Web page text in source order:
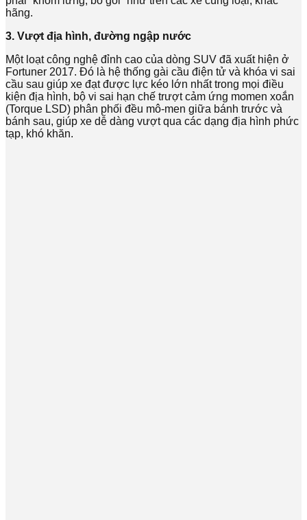
hãng.
3. Vượt địa hình, đường ngập nước
Một loạt công nghệ đỉnh cao của dòng SUV đã xuất hiện ở
Fortuner 2017. Đó là hệ thống gài cầu điện tử và khóa vi sai
cầu sau giúp xe đạt được lực kéo lớn nhất trong mọi điều
kiện địa hình, bộ vi sai hạn chế trượt cảm ứng momen xoắn
(Torque LSD) phân phối đều mô-men giữa bánh trước và
bánh sau, giúp xe dễ dàng vượt qua các dạng địa hình phức
tạp, khó khăn.